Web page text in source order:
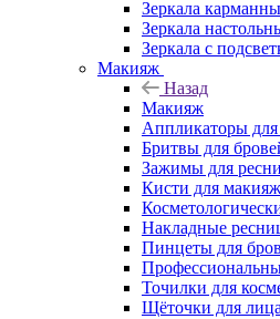
Зеркала
Зеркала
Зеркала с
Макияж
Назад
Макияж
Аппликаторы
Бритвы для
Зажимы для
Кисти для
Накладные
Пинцеты для
Точилки для
Щёточки для лица